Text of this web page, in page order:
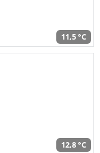
11,5 °C
12,8 °C